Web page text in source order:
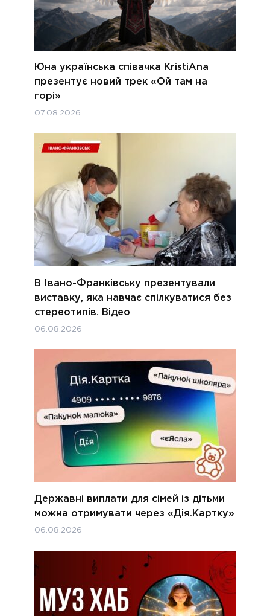
Юна українська співачка KristiAna
презентує новий трек «Ой там на
горі»
07.08.2026
В Івано-Франківську презентували
виставку, яка навчає спілкуватися без
стереотипів. Відео
06.08.2026
Державні виплати для сімей із дітьми
можна отримувати через «Дія.Картку»
06.08.2026